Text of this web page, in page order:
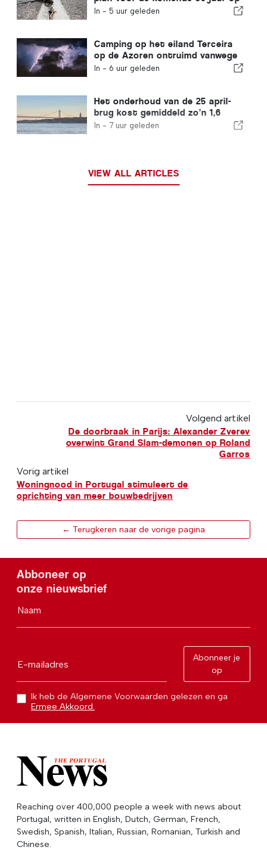
om de weerbaarheid van
In - 5 uur geleden
Camping op het eiland Terceira
op de Azoren ontruimd vanwege
storm
In - 6 uur geleden
Het onderhoud van de 25 april-
brug kost gemiddeld zo’n 1,6
miljoen euro per jaar
In - 7 uur geleden
VIEW ALL ARTICLES
Volgend artikel
De doorbraak in Parijs: Alexander Zverev
overwint Grand Slam-demonen op Roland
Garros
Vorig artikel
Woningnood in Portugal stimuleert de
oprichting van meer bouwbedrijven
← Terugkeren naar de vorige pagina
Abboneer op
onze nieuwsbrief
Naam
E-mailadres
Abonneer je
op
Ik heb de Algemene Voorwaarden gelezen en ga
Ermee Akkoord.
Reaching over 400,000 people a week with news about
Portugal, written in English, Dutch, German, French,
Swedish, Spanish, Italian, Russian, Romanian, Turkish and
Chinese.